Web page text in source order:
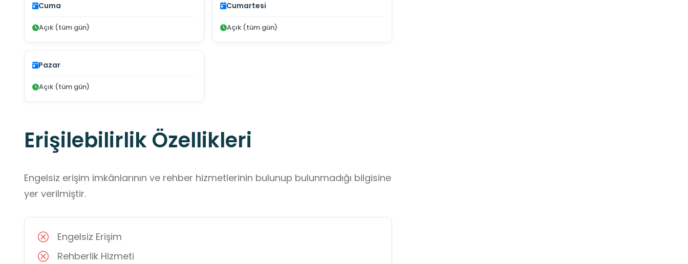
Cuma
Açık (tüm gün)
Cumartesi
Açık (tüm gün)
Pazar
Açık (tüm gün)
Erişilebilirlik Özellikleri
Engelsiz erişim imkânlarının ve rehber hizmetlerinin bulunup bulunmadığı bilgisine
yer verilmiştir.
Engelsiz Erişim
Rehberlik Hizmeti